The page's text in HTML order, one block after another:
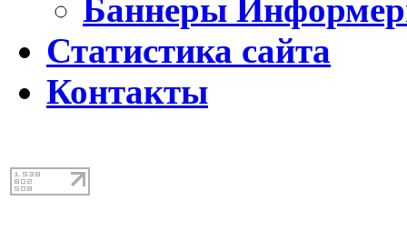
Баннеры
Статистика сайта
Контакты